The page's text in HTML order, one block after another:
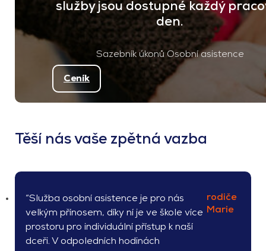
služby jsou dostupné každý
den.
Sazebník úkonů Osobní asistence
Ceník
Těší nás vaše zpětná vazba
“Služba osobní asistence je pro nás
velkým přínosem, díky ní je ve škole více
prostoru pro individuální přístup k naší
dceři. V odpoledních hodinách
rodiče
Marie